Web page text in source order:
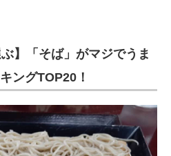
】「そば」がマジでうま
ングTOP20！